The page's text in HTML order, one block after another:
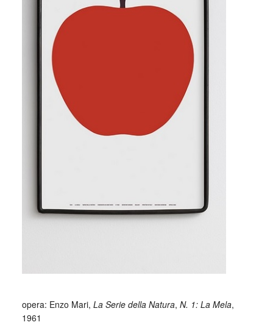
opera: Enzo Mari, La Serie della Natura, N. 1: La Mela,
1961